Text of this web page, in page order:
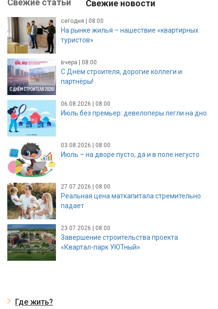
Свежие статьи Свежие новости
сегодня | 08:00
На рынке жилья – нашествие «квартирных
туристов»
вчера | 08:00
С Днём строителя, дорогие коллеги и
партнёры!
06.08.2026 | 08:00
Июль без премьер: девелоперы легли на дно
03.08.2026 | 08:00
Июль – на дворе пусто, да и в поле негусто
27.07.2026 | 08:00
Реальная цена маткапитала стремительно
падает
23.07.2026 | 08:00
Завершение строительства проекта
«Квартал-парк УЮТный»
Где жить?